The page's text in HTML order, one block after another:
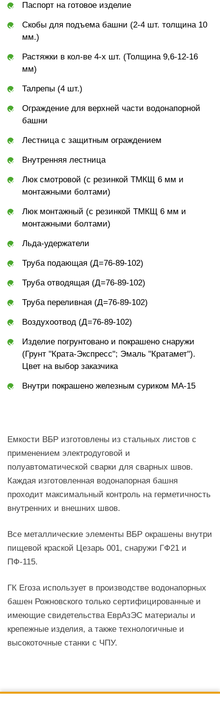
Паспорт на готовое изделие
Скобы для подъема башни (2-4 шт. толщина 10
мм.)
Растяжки в кол-ве 4-х шт. (Толщина 9,6-12-16
мм)
Талрепы (4 шт.)
Ограждение для верхней части водонапорной
башни
Лестница с защитным ограждением
Внутренняя лестница
Люк смотровой (с резинкой ТМКЩ 6 мм и
монтажными болтами)
Люк монтажный (с резинкой ТМКЩ 6 мм и
монтажными болтами)
Льда-удержатели
Труба подающая (Д=76-89-102)
Труба отводящая (Д=76-89-102)
Труба переливная (Д=76-89-102)
Воздухоотвод (Д=76-89-102)
Изделие погрунтовано и покрашено снаружи
(Грунт "Крата-Экспресс"; Эмаль "Кратамет").
Цвет на выбор заказчика
Внутри покрашено железным суриком МА-15
Емкости ВБР изготовлены из стальных листов с
применением электродуговой и
полуавтоматической сварки для сварных швов.
Каждая изготовленная водонапорная башня
проходит максимальный контроль на герметичность
внутренних и внешних швов.
Все металлические элементы ВБР окрашены внутри
пищевой краской Цезарь 001, снаружи ГФ21 и
ПФ-115.
ГК Егоза использует в производстве водонапорных
башен Рожновского только сертифицированные и
имеющие свидетельства ЕврАзЭС материалы и
крепежные изделия, а также технологичные и
высокоточные станки с ЧПУ.